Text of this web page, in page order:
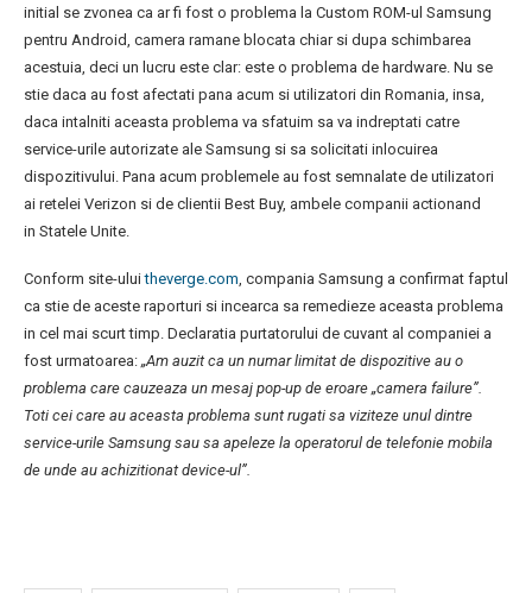
initial se zvonea ca ar fi fost o problema la Custom ROM-ul Samsung
pentru Android, camera ramane blocata chiar si dupa schimbarea
acestuia, deci un lucru este clar: este o problema de hardware. Nu se
stie daca au fost afectati pana acum si utilizatori din Romania, insa,
daca intalniti aceasta problema va sfatuim sa va indreptati catre
service-urile autorizate ale Samsung si sa solicitati inlocuirea
dispozitivului. Pana acum problemele au fost semnalate de utilizatori
ai retelei Verizon si de clientii Best Buy, ambele companii actionand
in Statele Unite.
Conform site-uluitheverge.com , compania Samsung a confirmat faptul
ca stie de aceste raporturi si incearca sa remedieze aceasta problema
in cel mai scurt timp. Declaratia purtatorului de cuvant al companiei a
fost urmatoarea: „Am auzit ca un numar limitat de dispozitive au o
problema care cauzeaza un mesaj pop-up de eroare „camera failure”.
Toti cei care au aceasta problema sunt rugati sa viziteze unul dintre
service-urile Samsung sau sa apeleze la operatorul de telefonie mobila
de unde au achizitionat device-ul”.